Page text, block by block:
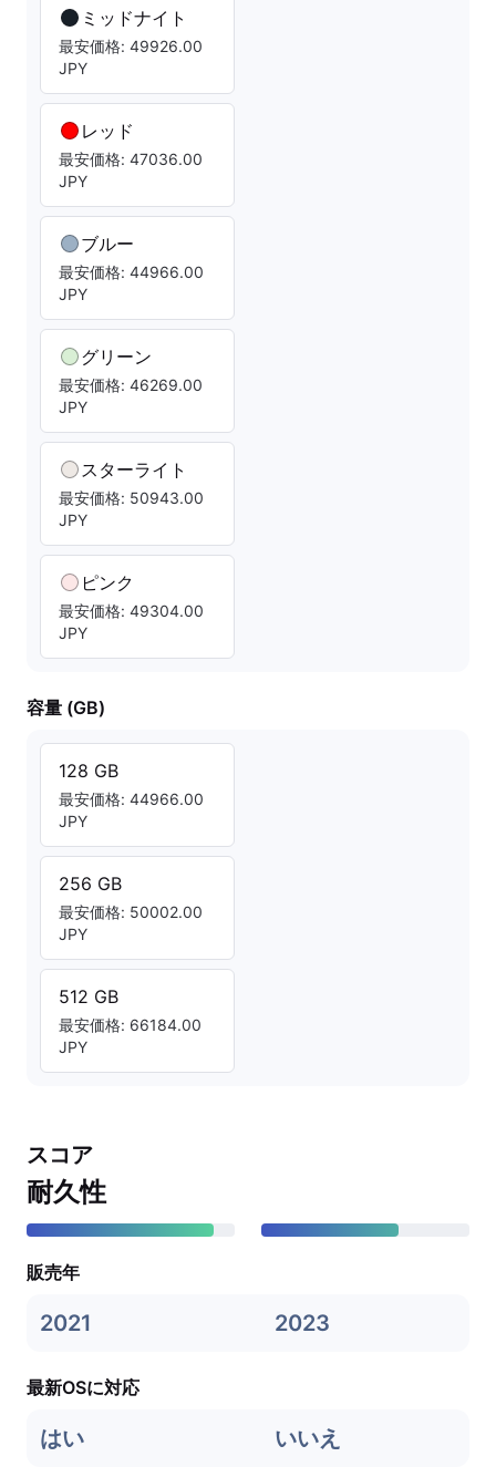
ミッドナイト
最安価格: 49926.00
JPY
レッド
最安価格: 47036.00
JPY
ブルー
最安価格: 44966.00
JPY
グリーン
最安価格: 46269.00
JPY
スターライト
最安価格: 50943.00
JPY
ピンク
最安価格: 49304.00
JPY
容量 (GB)
128 GB
最安価格: 44966.00
JPY
256 GB
最安価格: 50002.00
JPY
512 GB
最安価格: 66184.00
JPY
スコア
耐久性
販売年
2021 2023
最新OSに対応
はい いいえ